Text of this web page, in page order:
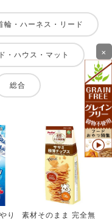
輪・ハーネス・リード
・ハウス・マット
総合
り
素材そのまま 完全無
×